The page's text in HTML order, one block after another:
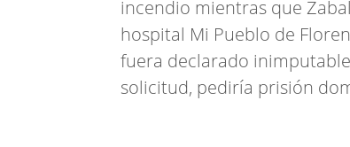
incendio mientras que
hospital Mi Pueblo de
fuera declarado
solicitud, pediría prisión